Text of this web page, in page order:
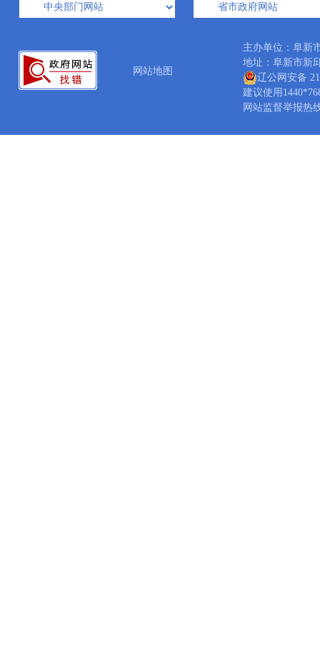
网站地图
主办单位：阜
地址：阜新市
辽公网安备
建议使用
网站监督举报热